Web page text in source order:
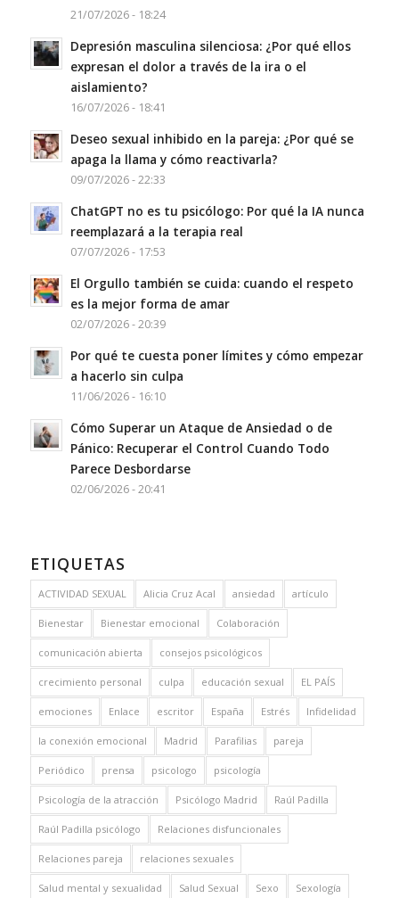
21/07/2026 - 18:24
Depresión masculina silenciosa: ¿Por qué ellos
expresan el dolor a través de la ira o el
aislamiento?
16/07/2026 - 18:41
Deseo sexual inhibido en la pareja: ¿Por qué se
apaga la llama y cómo reactivarla?
09/07/2026 - 22:33
ChatGPT no es tu psicólogo: Por qué la IA nunca
reemplazará a la terapia real
07/07/2026 - 17:53
El Orgullo también se cuida: cuando el respeto
es la mejor forma de amar
02/07/2026 - 20:39
Por qué te cuesta poner límites y cómo empezar
a hacerlo sin culpa
11/06/2026 - 16:10
Cómo Superar un Ataque de Ansiedad o de
Pánico: Recuperar el Control Cuando Todo
Parece Desbordarse
02/06/2026 - 20:41
ETIQUETAS
ACTIVIDAD SEXUAL Alicia Cruz Acal ansiedad artículo
Bienestar Bienestar emocional Colaboración
comunicación abierta consejos psicológicos
crecimiento personal culpa educación sexual EL PAÍS
emociones Enlace escritor España Estrés Infidelidad
la conexión emocional Madrid Parafilias pareja
Periódico prensa psicologo psicología
Psicología de la atracción Psicólogo Madrid Raúl Padilla
Raúl Padilla psicólogo Relaciones disfuncionales
Relaciones pareja relaciones sexuales
Salud mental y sexualidad Salud Sexual Sexo Sexología